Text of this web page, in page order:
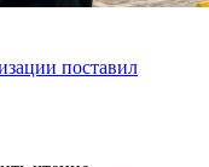
поставил